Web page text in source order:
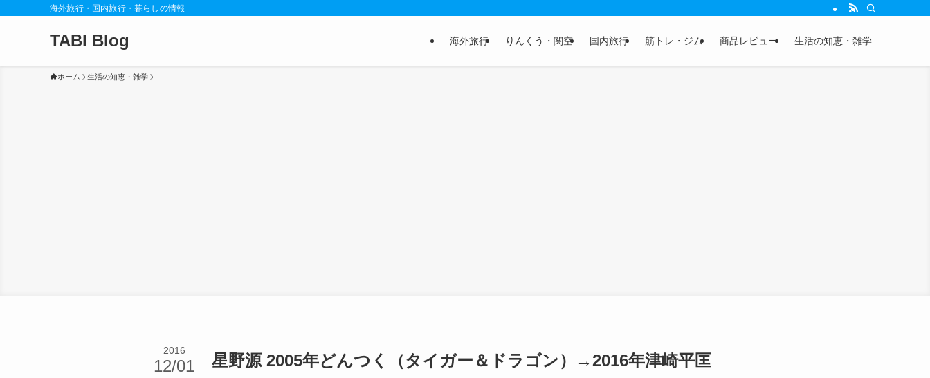
海外旅行・国内旅行・暮らしの情報
TABI Blog 海外旅行 りんくう・関空 国内旅行 筋トレ・ジム 商品レビュー 生活の知恵・雑学
ホーム 生活の知恵・雑学
星野源 2005年どんつく（タイガー＆ドラゴン）→2016年津崎平匡
2016
12/01